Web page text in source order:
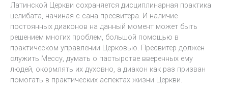
Латинской Церкви сохраняется дисциплинарная практика
целибата, начиная с сана пресвитера. И наличие
постоянных диаконов на данный момент может быть
решением многих проблем, большой помощью в
практическом управлении Церковью. Пресвитер должен
служить Мессу, думать о пастырстве вверенных ему
людей, окормлять их духовно, а диакон как раз призван
помогать в практических аспектах жизни Церкви.